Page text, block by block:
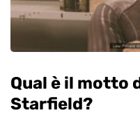
Qual è il motto
Starfield?